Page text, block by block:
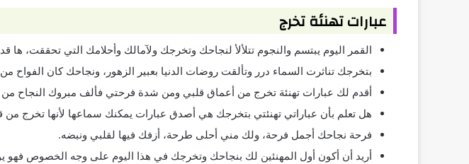
عبارات تهنئة تخرج
القمر اليوم يبتسم والنجوم تتلألأ لنجاحك وتخرجك ولآمالك وأحلامك التي تحققت، ها
بتخرجك تناثرت السماء درر وتألقت روضات الدنيا بعبير الزهور، ونجاحك كان الفواح
أقدم لك عبارات تهنئة تخرج من أعماق قلبي ومن شدة فرحتي فألف مبروك النجاح
هل تعلم بأن عباراتي تهنئتي بتخرجك هي أصدق عبارات يمكنك سماعها لأنها تخرج
فرحة نجاحك أجمل فرحة، ولك مني أحلى طرحة، أزفك فيها لقلبي ونبضه.
أريد أن أكون أول المهنئين لك بنجاحك وتخرجك في هذا اليوم على وجه الخصوص فهو